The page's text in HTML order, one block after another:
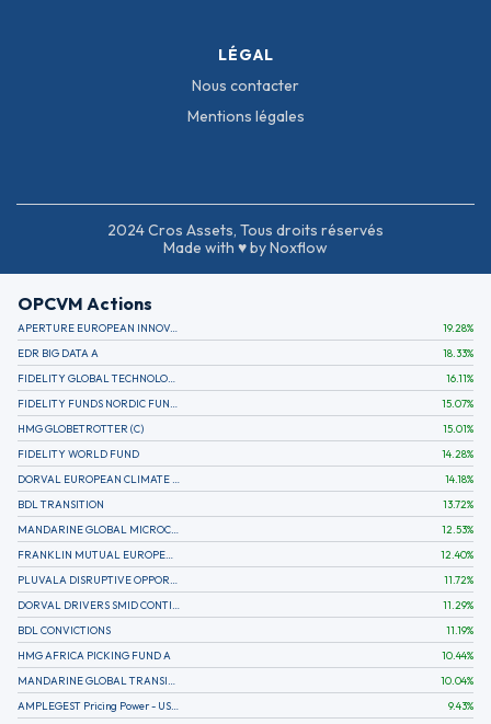
LÉGAL
Nous contacter
Mentions légales
2024 Cros Assets, Tous droits réservés
Made with ♥ by Noxflow
OPCVM Actions
APERTURE EUROPEAN INNOVATION 19.28%
EDR BIG DATA A
18.33%
FIDELITY GLOBAL TECHNOLOGY FUND A EUR
16.11%
FIDELITY FUNDS NORDIC FUND A
15.07%
HMG GLOBETROTTER (C)
15.01%
FIDELITY WORLD FUND
14.28%
DORVAL EUROPEAN CLIMATE INITIATIVE R (C)
14.18%
BDL TRANSITION
13.72%
MANDARINE GLOBAL MICROCAP
12.53%
FRANKLIN MUTUAL EUROPEAN FUND A EUR (C)
12.40%
PLUVALA DISRUPTIVE OPPORTUNITIES
11.72%
DORVAL DRIVERS SMID CONTINENTAL EUROPE
11.29%
BDL CONVICTIONS
11.19%
HMG AFRICA PICKING FUND A
10.44%
MANDARINE GLOBAL TRANSITION R
10.04%
AMPLEGEST Pricing Power - US - AC
9.43%